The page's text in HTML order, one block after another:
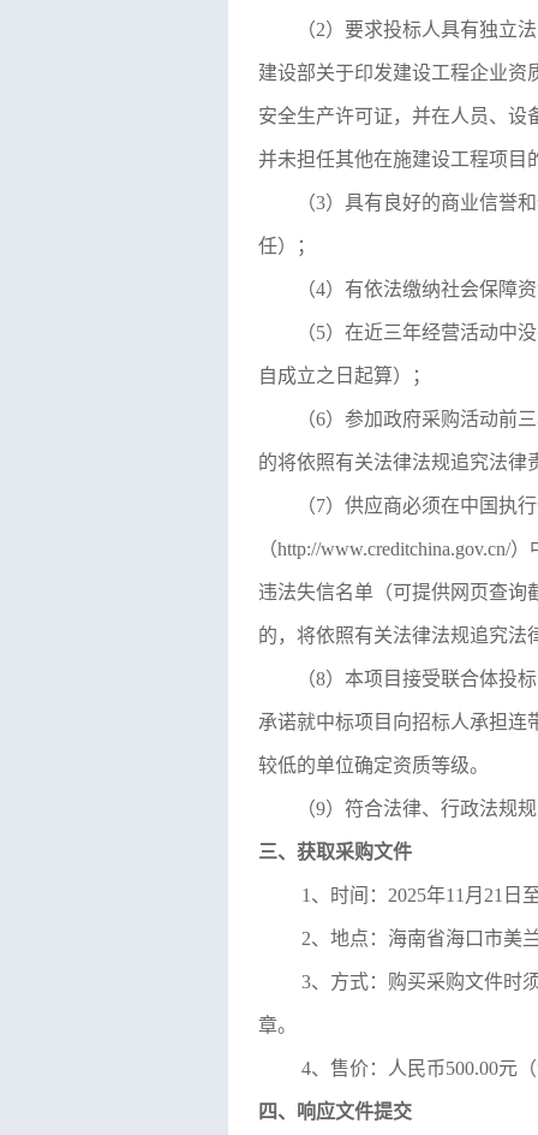
（2）要求投标人具有独立
建设部关于印发建设工程企业资
安全生产许可证，并在人员、设
并未担任其他在施建设工程项目
（3）具有良好的商业信誉
任）；
（4）有依法缴纳社会保障
（5）在近三年经营活动中
自成立之日起算）；
（6） 参加政府采购活动前
的将依照有关法律法规追究法律
（7）供应商必须在中国执
（http://
违法失信名单（可提供网页查询
的，将依照有关法律法规追究法
（8）本项目接受联合体投
承诺就中标项目向招标人承担连
较低的单位确定资质等级。
（9）符合法律、行政法规
三、获取采购文件
1、时间： 2025年11 月 21 日
2、地点： 海南省海口市美
3、方式：购买采购文件时
章。
4、售价：人民币500.00元
四、响应文件提交